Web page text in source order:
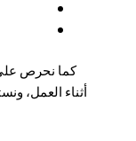
كما نحرص على
أثناء العمل،